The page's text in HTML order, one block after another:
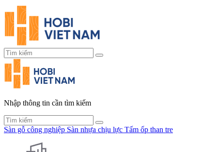
Nhập thông tin cần tìm kiếm
Sàn gỗ công nghiệp Sàn nhựa chịu lực Tấm ốp than tre